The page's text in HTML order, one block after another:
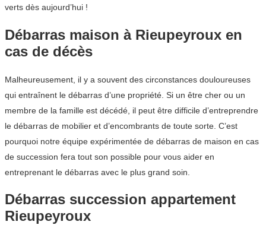
verts dès aujourd’hui !
Débarras maison à Rieupeyroux en
cas de décès
Malheureusement, il y a souvent des circonstances douloureuses
qui entraînent le débarras d’une propriété. Si un être cher ou un
membre de la famille est décédé, il peut être difficile d’entreprendre
le débarras de mobilier et d’encombrants de toute sorte. C’est
pourquoi notre équipe expérimentée de débarras de maison en cas
de succession fera tout son possible pour vous aider en
entreprenant le débarras avec le plus grand soin.
Débarras succession appartement
Rieupeyroux